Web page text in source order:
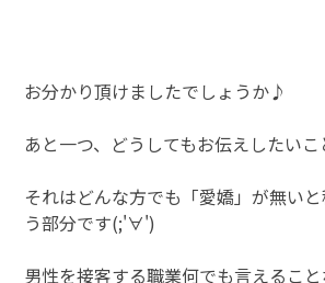
お分かり頂けましたでしょうか♪
あと一つ、どうしてもお伝えしたいこ
それはどんな方でも「愛嬌」が無い
う部分です(;'∀')
男性を接客する職業何でも言えるこ